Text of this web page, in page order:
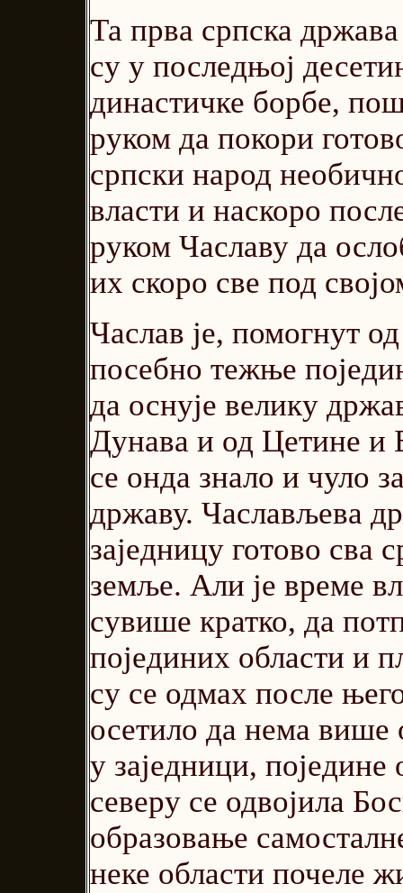
Та прва српска
су у последњој
династичке борбе,
руком да покори
српски народ
власти и наскоро
руком Чаславу да
их скоро све под
Часлав је, помогнут
посебно тежње
да оснује велику
Дунава и од Цетине и
се онда знало и чуло
државу. Часлављева
заједницу готово сва
земље. Али је време
сувише кратко, да
појединих области и
су се одмах после
осетило да нема више
у заједници, поједине
северу се одвојила
образовање
неке области почеле